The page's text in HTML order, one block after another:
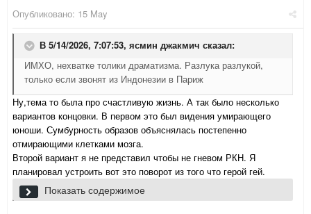
Опубликовано: 15 May
В 5/14/2026, 7:07:53, ясмин джакмич сказал:
ИМХО, нехватке толики драматизма. Разлука разлукой,
только если звонят из Индонезии в Париж
Ну,тема то была про счастливую жизнь. А так было несколько
вариантов концовки. В первом это был видения умирающего
юноши. Сумбурность образов объяснялась постепенно
отмирающими клетками мозга.
Второй вариант я не представил чтобы не гневом РКН. Я
планировал устроить вот это поворот из того что герой гей.
Я пришел. Разве могло быть иначе? - я шагнул вперед и крепко,
счастливо обнял его, чувствуя, как он утыкается носом мне в
Показать содержимое